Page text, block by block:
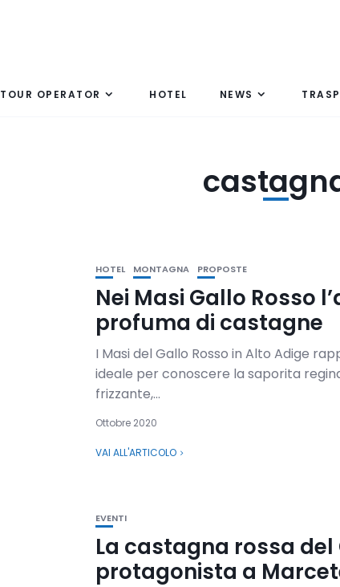
TOUR OPERATOR HOTEL NEWS
HOTEL MONTAGNA PROPOSTE
Nei Masi Gallo Rosso
profuma di castagne
I Masi del Gallo Rosso in Alto Adige
ideale per conoscere la saporita
frizzante,...
Ottobre 2020
VAI ALL'ARTICOLO
EVENTI
La castagna rossa
protagonista a